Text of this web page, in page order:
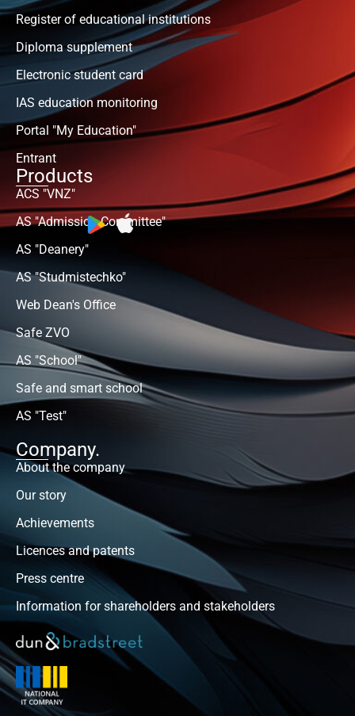
Register of educational institutions
Diploma supplement
Electronic student card
IAS education monitoring
Portal "My Education"
Entrant
Products
ACS "VNZ"
AS "Admission Committee"
AS "Deanery"
AS "Studmistechko"
Web Dean's Office
Safe ZVO
AS "School"
Safe and smart school
AS "Test"
Company.
About the company
Our story
Achievements
Licences and patents
Press centre
Information for shareholders and stakeholders